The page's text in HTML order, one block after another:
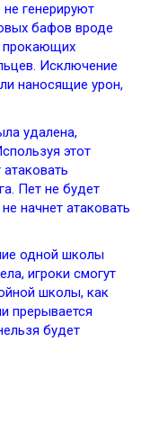
генерируют
бафов вроде
прокающих
Исключение
наносящие урон,
удалена,
этот
Пет не будет
начнет атаковать
одной школы
игроки смогут
школы, как
прерывается
будет